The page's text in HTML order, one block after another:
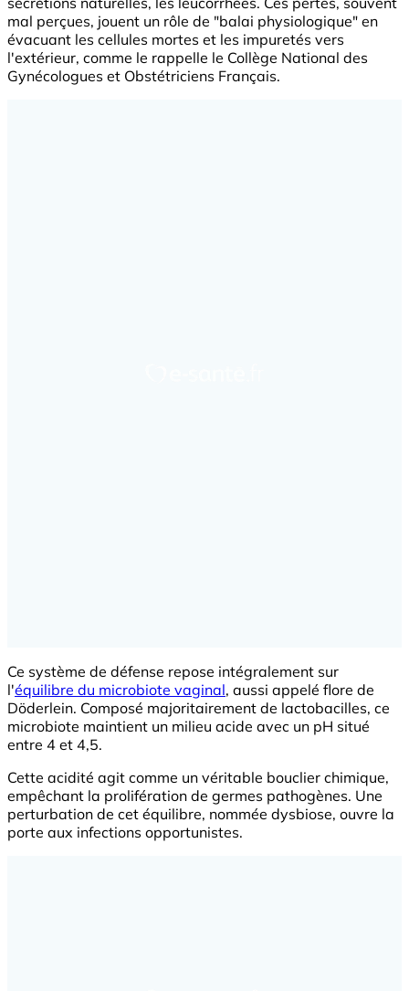
mal perçues, jouent un rôle de "balai physiologique" en
évacuant les cellules mortes et les impuretés vers
l'extérieur, comme le rappelle le Collège National des
Gynécologues et Obstétriciens Français.
Ce système de défense repose intégralement sur
l'équilibre du microbiote vaginal, aussi appelé flore de
Döderlein. Composé majoritairement de lactobacilles, ce
microbiote maintient un milieu acide avec un pH situé
entre 4 et 4,5.
Cette acidité agit comme un véritable bouclier chimique,
empêchant la prolifération de germes pathogènes. Une
perturbation de cet équilibre, nommée dysbiose, ouvre la
porte aux infections opportunistes.